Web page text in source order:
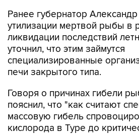
Ранее губернатор
утилизации мертвой рыбы в
ликвидации последствий
уточнил, что этим займутся
специализированные
печи закрытого типа.
Говоря о причинах гибели
пояснил, что "как считают
массовую гибель
кислорода в Туре до